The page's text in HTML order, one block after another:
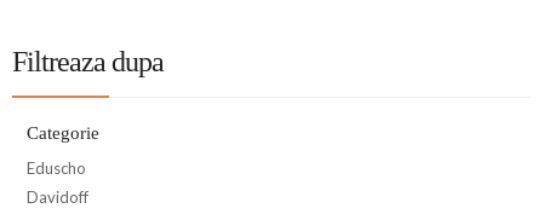
Filtreaza dupa
Categorie
Eduscho
Davidoff